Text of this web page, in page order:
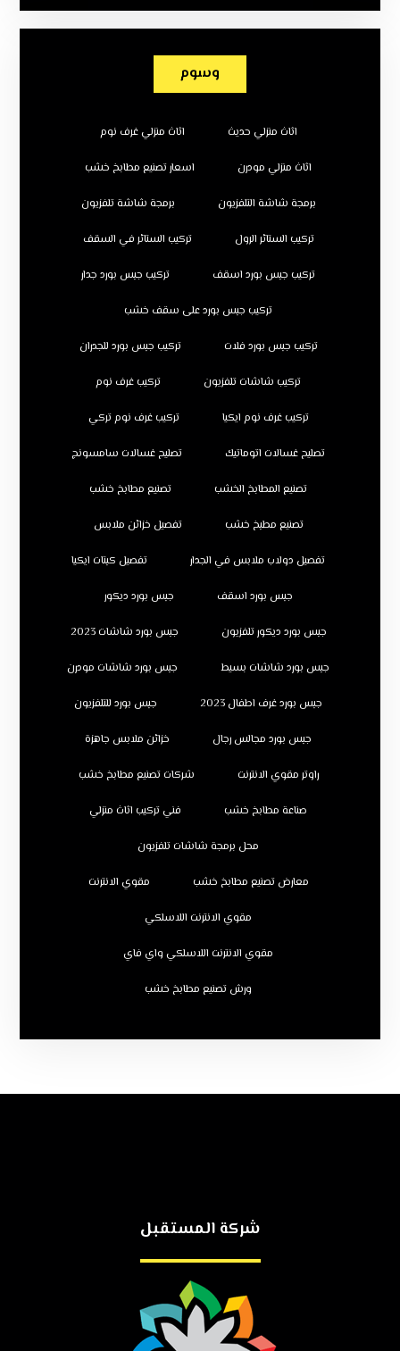
وسوم
اثاث منزلي حديث اثاث منزلي غرف نوم
اثاث منزلي مودرن اسعار تصنيع مطابخ خشب
برمجة شاشة التلفزيون برمجة شاشة تلفزيون
تركيب الستائر الرول تركيب الستائر في السقف
تركيب جبس بورد اسقف تركيب جبس بورد جدار
تركيب جبس بورد على سقف خشب
تركيب جبس بورد فلات تركيب جبس بورد للجدران
تركيب شاشات تلفزيون تركيب غرف نوم
تركيب غرف نوم ايكيا تركيب غرف نوم تركي
تصليح غسالات اتوماتيك تصليح غسالات سامسونج
تصنيع المطابخ الخشب تصنيع مطابخ خشب
تصنيع مطبخ خشب تفصيل خزائن ملابس
تفصيل دولاب ملابس في الجدار تفصيل كبتات ايكيا
جبس بورد اسقف جبس بورد ديكور
جبس بورد ديكور تلفزيون جبس بورد شاشات 2023
جبس بورد شاشات بسيط جبس بورد شاشات مودرن
جبس بورد غرف اطفال 2023 جبس بورد للتلفزيون
جبس بورد مجالس رجال خزائن ملابس جاهزة
راوتر مقوي الانترنت شركات تصنيع مطابخ خشب
صناعة مطابخ خشب فني تركيب اثاث منزلي
محل برمجة شاشات تلفزيون
معارض تصنيع مطابخ خشب مقوي الانترنت
مقوي الانترنت اللاسلكي
مقوي الانترنت اللاسلكي واي فاي
ورش تصنيع مطابخ خشب
شركة المستقبل